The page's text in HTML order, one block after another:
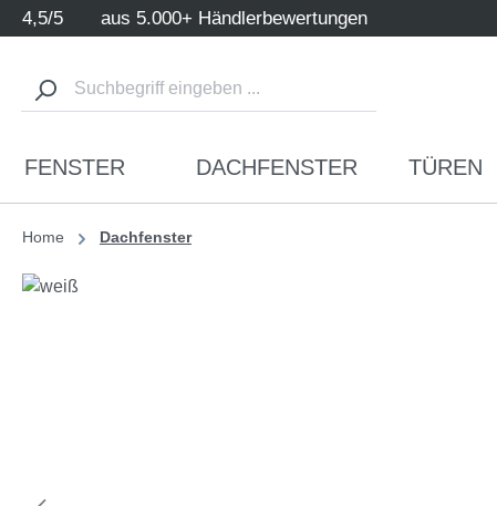
Hauptinhalt springen
Zur Suche springen
Zur Hauptnavigation springen
4,5/5 aus 5.000+ Händlerbewertungen
FENSTER DACHFENSTER TÜREN
Home Dachfenster
Bildergalerie überspringen